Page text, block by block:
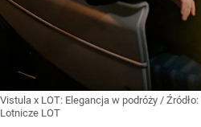
Vistula x LOT: Elegancja w podróży / Źródło:
Lotnicze LOT